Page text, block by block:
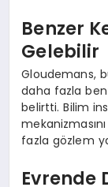
Benzer
Gelebilir
Gloudemans,
daha fazla
belirtti. Bilim
fazla gözlem
Evrende